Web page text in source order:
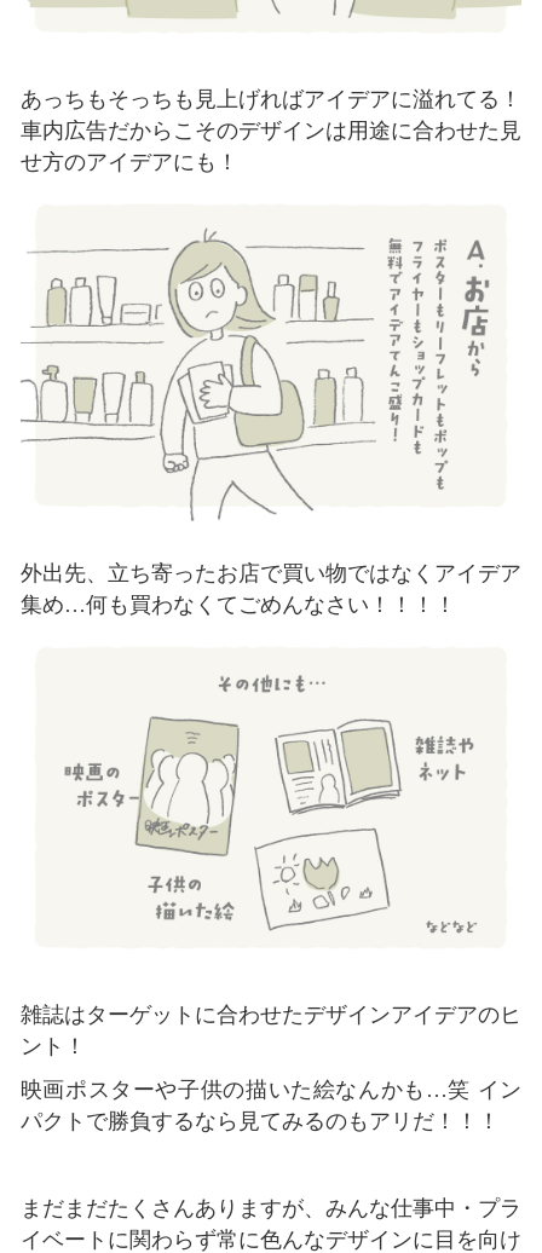
あっちもそっちも見上げればアイデアに溢れてる！
車内広告だからこそのデザインは用途に合わせた見
せ方のアイデアにも！
外出先、立ち寄ったお店で買い物ではなくアイデア
集め…何も買わなくてごめんなさい！！！！
雑誌はターゲットに合わせたデザインアイデアのヒ
ント！
映画ポスターや子供の描いた絵なんかも…笑 イン
パクトで勝負するなら見てみるのもアリだ！！！
まだまだたくさんありますが、みんな仕事中・プラ
イベートに関わらず常に色んなデザインに目を向け